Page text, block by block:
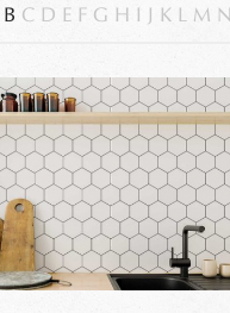
B C D E F G H K L M N